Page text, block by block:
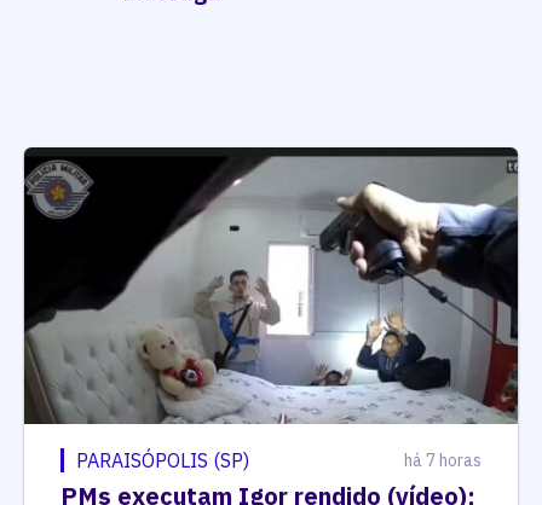
PARAISÓPOLIS (SP) há 7 horas
PMs executam Igor rendido (vídeo);